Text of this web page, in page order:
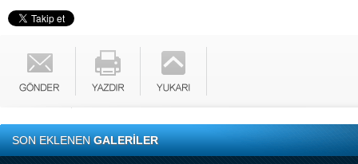
SON EKLENENGALERİLER